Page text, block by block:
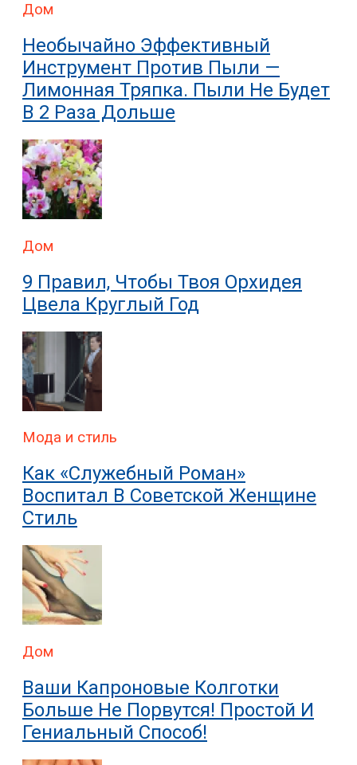
Дом
Необычайно Эффективный
Инструмент Против Пыли —
Лимонная Тряпка. Пыли Не Будет
В 2 Раза Дольше
Дом
9 Правил, Чтобы Твоя Орхидея
Цвела Круглый Год
Мода и стиль
Как «Служебный Роман»
Воспитал В Советской Женщине
Стиль
Дом
Ваши Капроновые Колготки
Больше Не Порвутся! Простой И
Гениальный Способ!